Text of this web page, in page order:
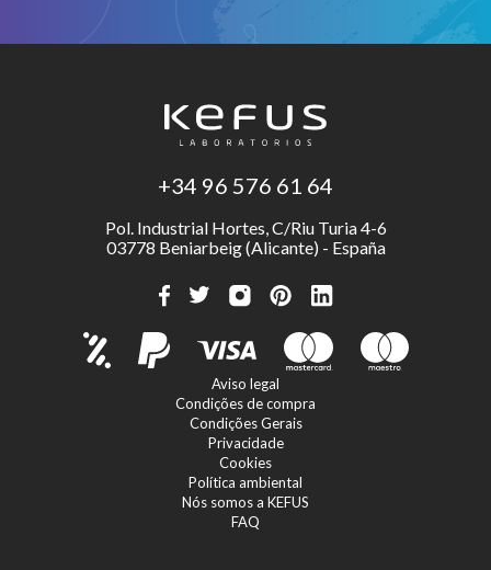
+34 96 576 61 64
Pol. Industrial Hortes, C/Riu Turia 4-6
03778 Beniarbeig (Alicante) - España
Aviso legal
Condições de compra
Condições Gerais
Privacidade
Cookies
Política ambiental
Nós somos a KEFUS
FAQ